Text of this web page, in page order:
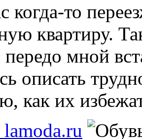
когда-то
квартиру.
мной
описать
как их